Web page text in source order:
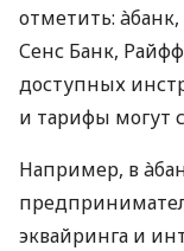
отметить: àбанк,
Сенс Банк,
доступных
и тарифы могут
Например, в
эквайринга и